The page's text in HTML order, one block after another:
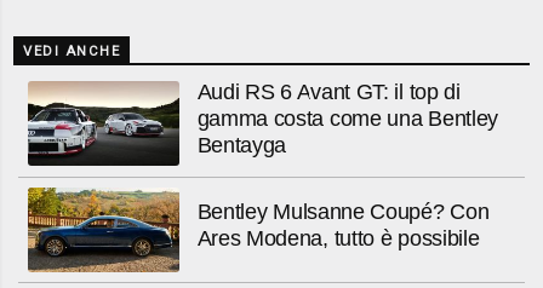
VEDI ANCHE
Audi RS 6 Avant GT: il top di
gamma costa come una Bentley
Bentayga
Bentley Mulsanne Coupé? Con
Ares Modena, tutto è possibile